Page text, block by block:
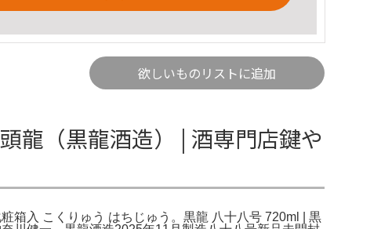
欲しいものリストに追加
（黒龍酒造） | 酒専門店鍵や
箱入 こくりゅう はちじゅう。黒龍 八十八号 720ml | 黒